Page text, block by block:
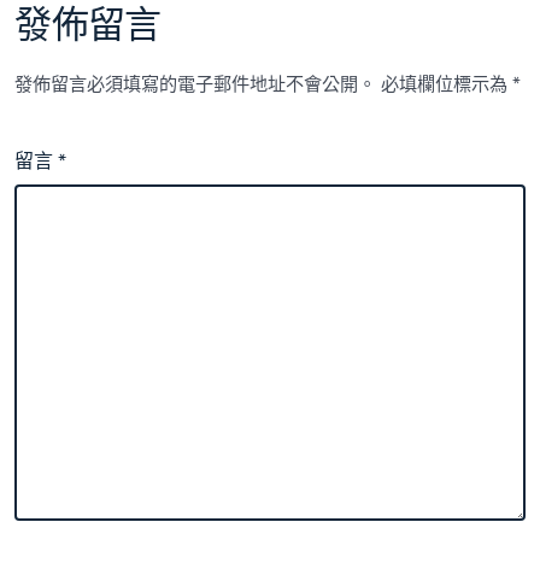
發佈留言
發佈留言必須填寫的電子郵件地址不會公開。 必填欄位標示為*
留言*